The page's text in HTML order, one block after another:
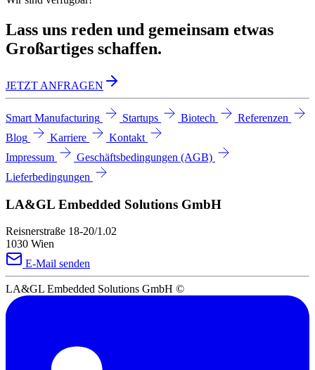
Lass uns reden und gemeinsam etwas
Großartiges schaffen.
JETZT ANFRAGEN
Smart Manufacturing Startups Biotech
Referenzen
Blog
Karriere
Kontakt
Impressum
Geschäftsbedingungen (AGB)
Lieferbedingungen
LA&GL Embedded Solutions GmbH
Reisnerstraße 18-20/1.02
1030 Wien
E-Mail senden
LA&GL Embedded Solutions GmbH ©